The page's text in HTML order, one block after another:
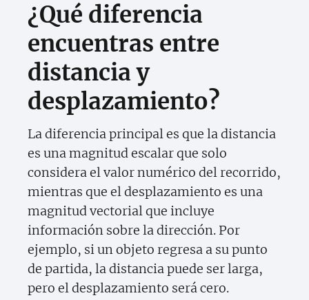
¿Qué diferencia
encuentras entre
distancia y
desplazamiento?
La diferencia principal es que la distancia
es una magnitud escalar que solo
considera el valor numérico del recorrido,
mientras que el desplazamiento es una
magnitud vectorial que incluye
información sobre la dirección. Por
ejemplo, si un objeto regresa a su punto
de partida, la distancia puede ser larga,
pero el desplazamiento será cero.